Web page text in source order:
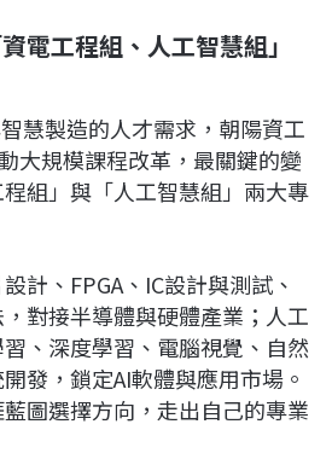
工程組、人工智慧組」
慧製造的人才需求，朝陽資工
大規模課程改革，最關鍵的變
組」與「人工智慧組」兩大專
計、FPGA、IC設計與測試、
對接半導體與硬體產業；人工
、深度學習、電腦視覺、自然
發，鎖定AI軟體與應用市場。
圖選擇方向，走出自己的專業